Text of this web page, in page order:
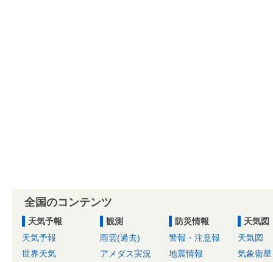
全国のコンテンツ
天気予報
天気予報
世界天気
観測
雨雲(過去)
アメダス実況
防災情報
警報・注意報
地震情報
天気図
天気図
気象衛星